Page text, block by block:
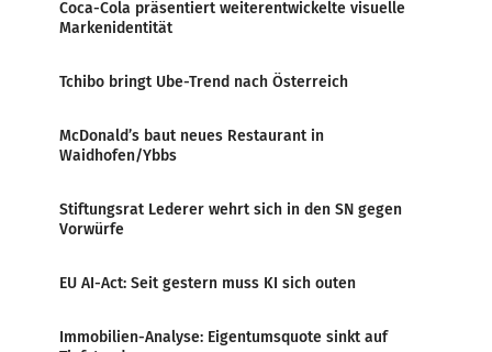
Coca-Cola präsentiert weiterentwickelte visuelle
Markenidentität
Tchibo bringt Ube-Trend nach Österreich
McDonald’s baut neues Restaurant in
Waidhofen/Ybbs
Stiftungsrat Lederer wehrt sich in den SN gegen
Vorwürfe
EU AI-Act: Seit gestern muss KI sich outen
Immobilien-Analyse: Eigentumsquote sinkt auf